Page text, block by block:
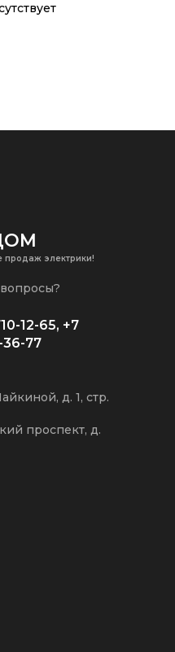
продаж электрики!
12-65, +7
36-77
д. 1, стр.
проспект, д.